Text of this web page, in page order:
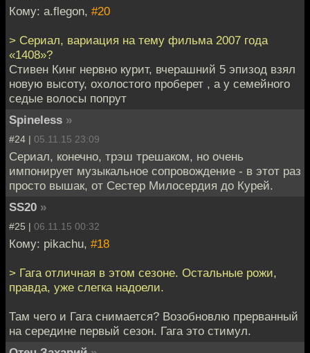
Кому: a.flegon, #20
> Сериал, вариация на тему фильма 2007 года
«1408»?
Стивен Кинг нервно курит, вчерашний 5 эпизод взял
новую высоту, охолостого проберет , а у семейного
седые волосы попрут
Spineless »
#24 | 05.11.15 23:09
Сериал, конечно, трэш трешаком, но очень
импонирует музыкальное сопровождение - в этот раз
просто вышак, от Сестер Милосердия до Курей.
SS20 »
#25 | 06.11.15 00:32
Кому: pikachu, #18
> Гага отличная в этом сезоне. Остальные рожи,
правда, уже слегка надоели.
Там чего и Гага снимается? Возобновлю прерванный
на середине первый сезон. Гага это стимул.